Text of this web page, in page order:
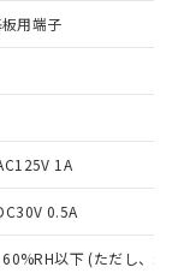
用端子
1A
0.5A
以下 (ただし、氷